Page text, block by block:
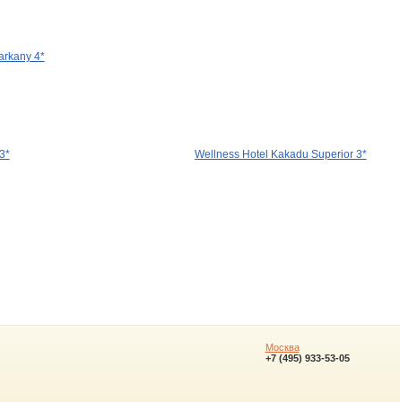
4*
Wellness Hotel Kakadu Superior 3*
Москва
+7 (495) 933-53-05